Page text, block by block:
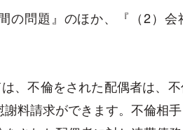
の問題』のほか、『（2）会
、不倫をされた配偶者は、
料請求ができます。不倫相